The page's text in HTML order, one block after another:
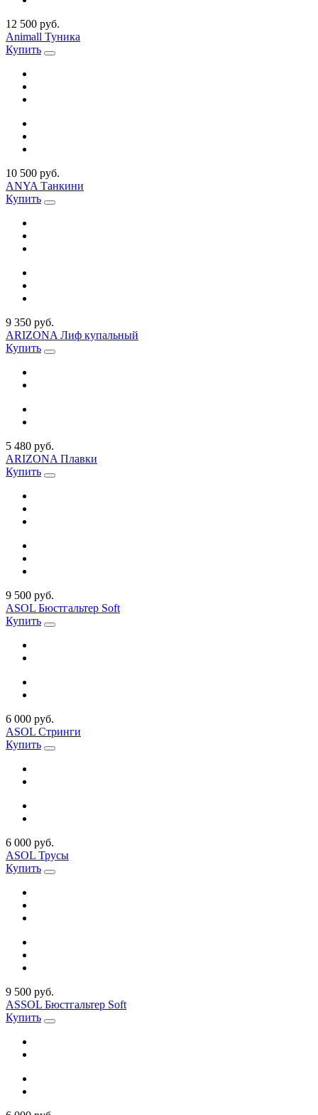
12 500 руб.
Animall Туника
Купить
10 500 руб.
ANYA Танкини
Купить
9 350 руб.
ARIZONA Лиф купальный
Купить
5 480 руб.
ARIZONA Плавки
Купить
9 500 руб.
ASOL Бюстгальтер Soft
Купить
6 000 руб.
ASOL Стринги
Купить
6 000 руб.
ASOL Трусы
Купить
9 500 руб.
ASSOL Бюстгальтер Soft
Купить